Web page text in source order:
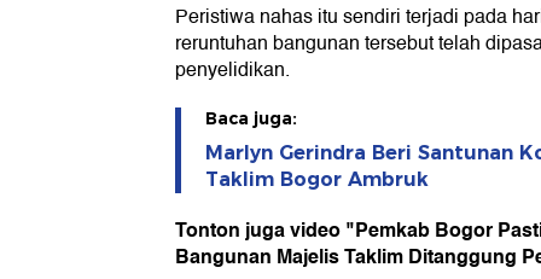
Peristiwa nahas itu sendiri terjadi pada
reruntuhan bangunan tersebut telah
penyelidikan.
Baca juga:
Marlyn Gerindra Beri Santunan
Taklim Bogor Ambruk
Tonton juga video "Pemkab Bogor
Bangunan Majelis Taklim Ditanggung